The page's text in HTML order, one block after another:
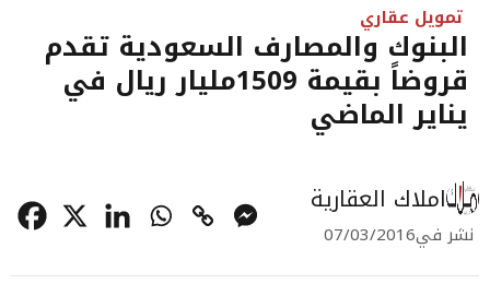
تمويل عقاري
البنوك والمصارف السعودية تقدم
قروضاً بقيمة 1509مليار ريال في
يناير الماضي
املاك العقارية
نشر في07/03/2016